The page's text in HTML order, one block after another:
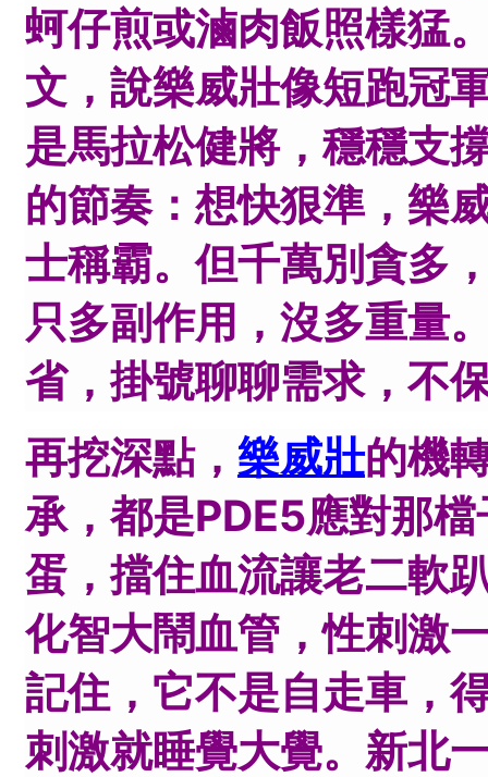
蚵仔煎或滷肉飯照樣猛
文，說樂威壯像短跑冠
是馬拉松健將，穩穩支
的節奏：想快狠準，樂
士稱霸。但千萬別貪多
只多副作用，沒多重量
省，掛號聊聊需求，不
再挖深點， 樂威壯的機
承，都是PDE5應對那
蛋，擋住血流讓老二軟
化智大鬧血管，性刺激
記住，它不是自走車，
刺激就睡覺大覺。新北